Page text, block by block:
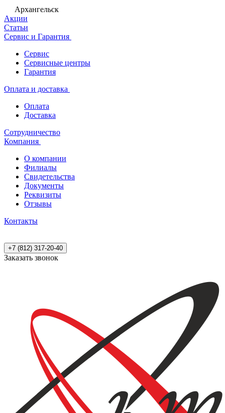
Архангельск
Акции
Статьи
Сервис и Гарантия
Сервис
Сервисные центры
Гарантия
Оплата и доставка
Оплата
Доставка
Сотрудничество
Компания
О компании
Филиалы
Свидетельства
Документы
Реквизиты
Отзывы
Контакты
+7 (812) 317-20-40
Заказать звонок